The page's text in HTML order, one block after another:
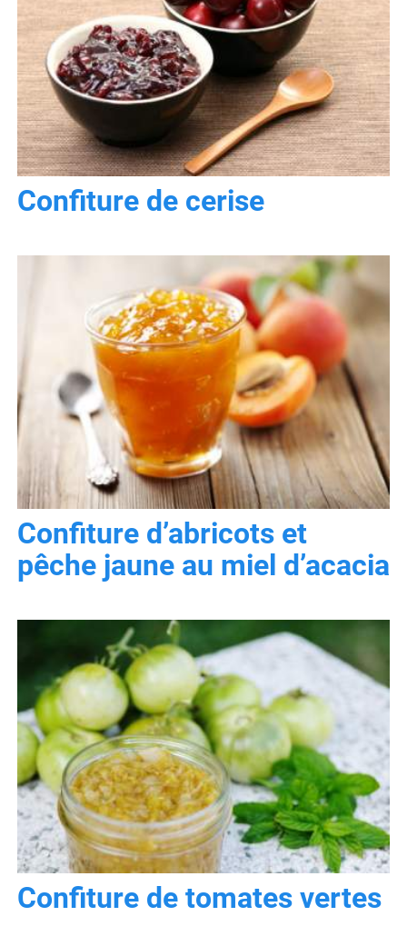
Confiture de cerise
Confiture d’abricots et
pêche jaune au miel d’acacia
Confiture de tomates vertes